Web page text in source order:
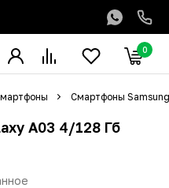
0
Смартфоны Samsung
A03 4/128 Гб